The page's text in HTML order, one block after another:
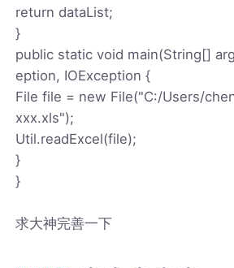
return dataList;
}
public static void main(String[]
eption, IOException {
File file = new File("C:/Users/
xxx.xls");
Util.readExcel(file);
}
}
求大神完善一下